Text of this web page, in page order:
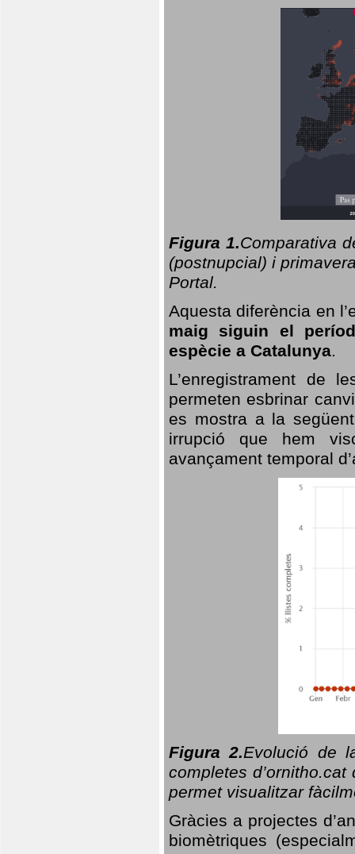
Figura 1.Comparativa
(postnupcial) i
Portal.
Aquesta diferència en
maig siguin el
espècie a Catalunya.
L’enregistrament de
permeten esbrinar
es mostra a la
irrupció que hem
avançament temporal
Figura 2.Evolució de
completes
permet visualitzar
Gràcies a projectes
biomètriques